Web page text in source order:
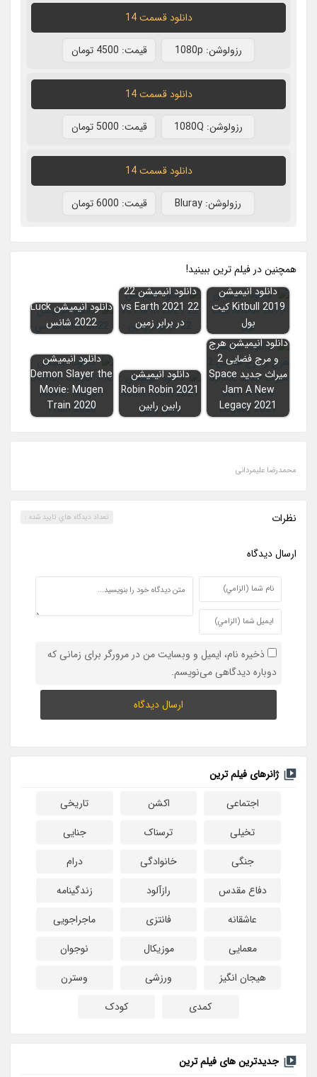
دانلود قسمت 14
رزولوشن: 1080p قيمت: 4500 تومان
دانلود قسمت 14
رزولوشن: 1080Q قيمت: 5000 تومان
دانلود قسمت 14
رزولوشن: Bluray قيمت: 6000 تومان
همچنين در فيلم ترين ببينيد!
دانلود انیمیشن
Kitbull 2019 کیت
بول
دانلود انیمیشن 22
vs Earth 2021 22
در برابر زمین
دانلود انیمیشن Luck
2022 شانس
دانلود انیمیشن هرج
و مرج فضایی 2
میراث جدید Space
Jam A New
Legacy 2021
دانلود انیمیشن
Robin Robin 2021
رابین رابین
دانلود انیمیشن
Demon Slayer the
Movie: Mugen
Train 2020
محمدرضا علیمردانی
نظرات تعداد ديدگاه هاي تاييد شده :
ارسال ديدگاه
ذخیره نام، ایمیل و وبسایت من در مرورگر برای زمانی که
دوباره دیدگاهی می‌نویسم.
ژانرهای فیلم ترین
اجتماعی
اکشن
تاریخی
تخیلی
ترسناک
جنایی
جنگی
خانوادگی
درام
دفاع مقدس
رازآلود
زندگینامه
عاشقانه
فانتزی
ماجراجویی
معمایی
موزیکال
نوجوان
هیجان انگیز
ورزشی
وسترن
کمدی
کودک
جدیدترین های فیلم ترین